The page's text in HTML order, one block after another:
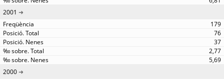
2001
179
76
37
2,77
5,69
2000